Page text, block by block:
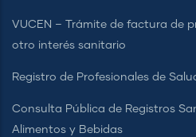
VUCEN – Trámite de factura de
otro interés sanitario
Registro de Profesionales de
Consulta Pública de Registros
Alimentos y Bebidas